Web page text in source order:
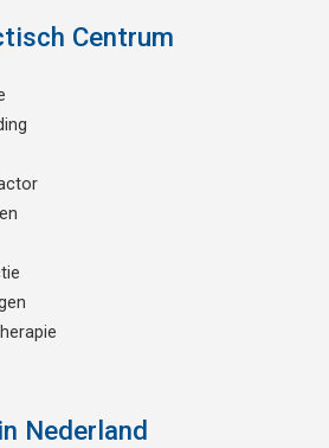
Centrum
Nederland